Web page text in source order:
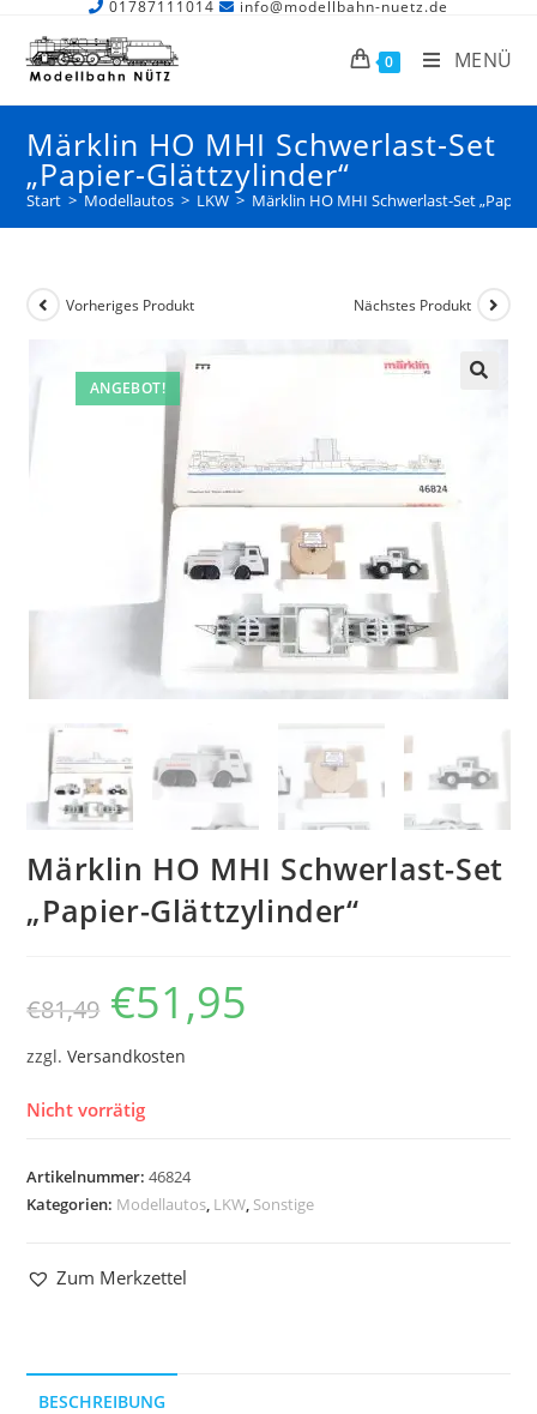
01787111014 info@modellbahn-nuetz.de
0 MENÜ
Märklin HO MHI Schwerlast-Set
„Papier-Glättzylinder“
Start > Modellautos > LKW > Märklin HO MHI Schwerlast-Set
ANGEBOT!
Vorheriges Produkt Nächstes Produkt
Märklin HO MHI Schwerlast-Set
„Papier-Glättzylinder“
€81,49 €51,95
zzgl.Versandkosten
Nicht vorrätig
Artikelnummer:46824
Kategorien: Modellautos, LKW, Sonstige
Zum Merkzettel
BESCHREIBUNG